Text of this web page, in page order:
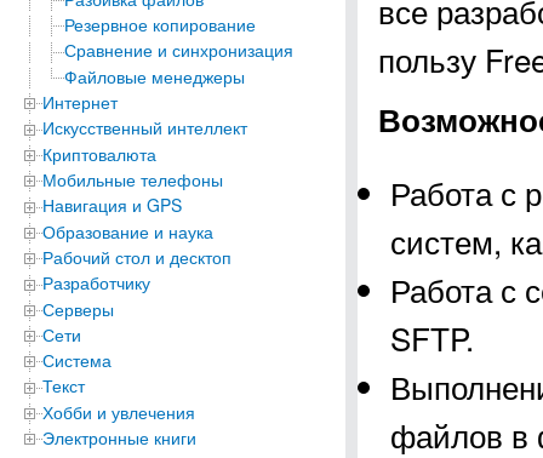
Резервное копирование
Сравнение и синхронизация
Файловые менеджеры
Интернет
Искусственный интеллект
Криптовалюта
Мобильные телефоны
Навигация и GPS
Образование и наука
Рабочий стол и десктоп
Разработчику
Серверы
Сети
Система
Текст
Хобби и увлечения
Электронные книги
все
пользу
Работа с
систем,
Работа с
SFTP.
файлов в